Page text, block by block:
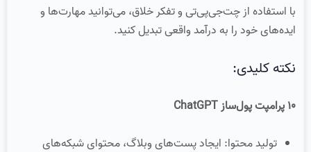
با استفاده از چت‌جی‌پی‌تی و تفکر خلاق، می‌توانید مهارت‌ها و
ایده‌های خود را به درآمد واقعی تبدیل کنید.
نکته کلیدی:
10 پرامپت پول‌ساز ChatGPT
تولید محتوا: ایجاد پست‌های وبلاگ، محتوای شبکه‌های